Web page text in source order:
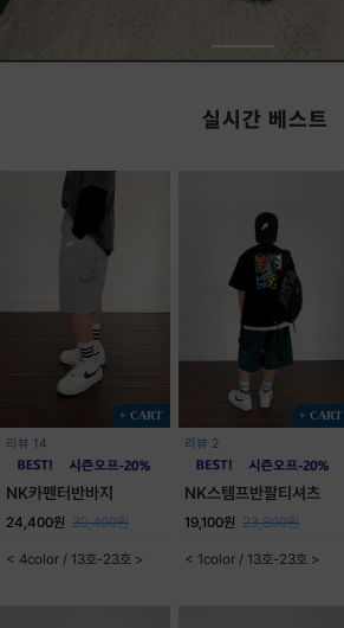
실시간 베스트
+ CART
리뷰 14
NK카펜터반바지
24,400원 30,400원
< 4color / 13호-23호 >
+ CART
리뷰 2
NK스템프반팔티셔츠
19,100원 23,800원
< 1color / 13호-23호 >